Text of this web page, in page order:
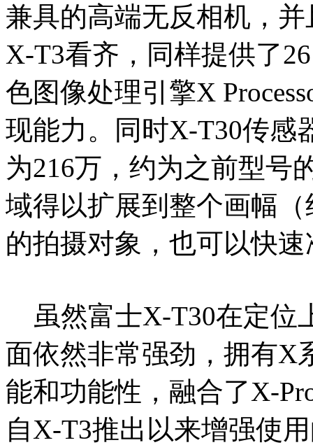
兼具的高端无反相机，
X-T3看齐，同样提供了
色图像处理引擎X
现能力。同时X-T30传感
为216万，约为之前型号
域得以扩展到整个画幅
的拍摄对象，也可以快
虽然富士X-T30在定位
面依然非常强劲，拥有X
能和功能性，融合了X-
自X-T3推出以来增强使